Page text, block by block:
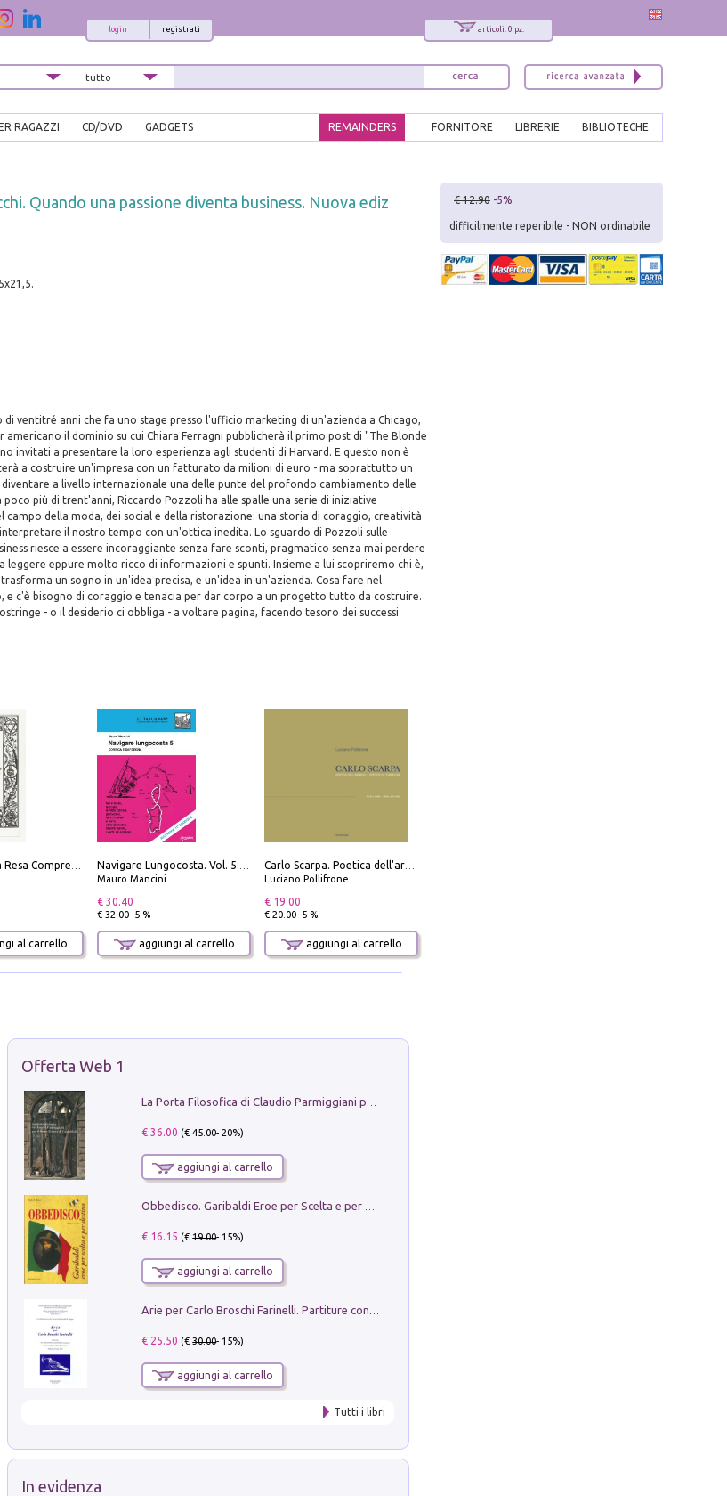
articoli: 0 pz.
registrati
login
RAGAZZI CD/DVD GADGETS BIBLIOTECHE
LIBRERIE
FORNITORE
REMAINDERS
Quando una passione diventa business. Nuova ediz
ventitré anni che fa uno stage presso l'ufficio marketing di un'azienda a Chicago,
americano il dominio su cui Chiara Ferragni pubblicherà il primo post di "The Blonde
invitati a presentare la loro esperienza agli studenti di Harvard. E questo non è
a costruire un'impresa con un fatturato da milioni di euro - ma soprattutto un
a livello internazionale una delle punte del profondo cambiamento delle
poco più di trent'anni, Riccardo Pozzoli ha alle spalle una serie di iniziative
della moda, dei social e della ristorazione: una storia di coraggio, creatività
il nostro tempo con un'ottica inedita. Lo sguardo di Pozzoli sulle
riesce a essere incoraggiante senza fare sconti, pragmatico senza mai perdere
leggere eppure molto ricco di informazioni e spunti. Insieme a lui scopriremo chi è,
un sogno in un'idea precisa, e un'idea in un'azienda. Cosa fare nel
e c'è bisogno di coraggio e tenacia per dar corpo a un progetto tutto da costruire.
- o il desiderio ci obbliga - a voltare pagina, facendo tesoro dei successi
al carrello
Mauro Mancini
€ 30.40
€ 32.00 -5 %
aggiungi al carrello
Luciano Pollifrone
€ 19.00
€ 20.00 -5 %
aggiungi al carrello
Offerta Web 1
€ 36.00 (€45.00- 20%)
aggiungi al carrello
€ 16.15 (€19.00- 15%)
aggiungi al carrello
€ 25.50 (€30.00- 15%)
aggiungi al carrello
Tutti i libri
In evidenza
€ 12.90 -5%
difficilmente reperibile - NON ordinabile
x
Interessato ai nostri libri?
Allora iscriviti alla nostra newsletter!
Sarai informato delle nostre novità, potrai
comunque cancellarti quando desideri.